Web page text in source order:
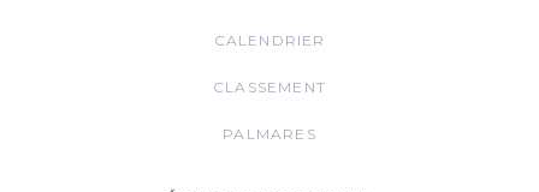
CALENDRIER
CLASSEMENT
PALMARES